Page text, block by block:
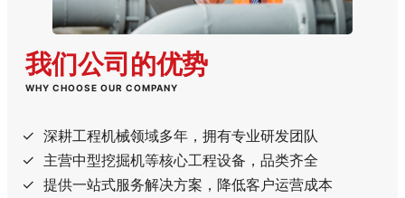
我们公司的优势
WHY CHOOSE OUR COMPANY
深耕工程机械领域多年，拥有专业研发团队
主营中型挖掘机等核心工程设备，品类齐全
提供一站式服务解决方案，降低客户运营成本